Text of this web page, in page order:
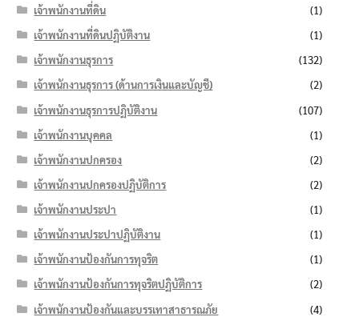
เจ้าพนักงานที่ดิน
(1)
เจ้าพนักงานที่ดินปฏิบัติงาน
(1)
เจ้าพนักงานธุรการ
(132)
เจ้าพนักงานธุรการ (ด้านการเงินและบัญชี)
(2)
เจ้าพนักงานธุรการปฏิบัติงาน
(107)
เจ้าพนักงานบุคคล
(1)
เจ้าพนักงานปกครอง
(2)
เจ้าพนักงานปกครองปฏิบัติการ
(2)
เจ้าพนักงานประปา
(1)
เจ้าพนักงานประปาปฏิบัติงาน
(1)
เจ้าพนักงานป้องกันการทุจริต
(1)
เจ้าพนักงานป้องกันการทุจริตปฏิบัติการ
(2)
เจ้าพนักงานป้องกันและบรรเทาสาธารณภัย
(4)